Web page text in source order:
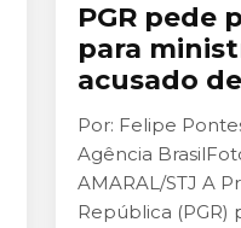
PGR pede
para
acusado
Por: Felipe
Agência
AMARAL/STJ A
República (PGR)